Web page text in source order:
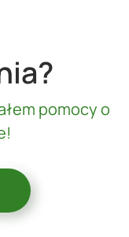
pomocy o